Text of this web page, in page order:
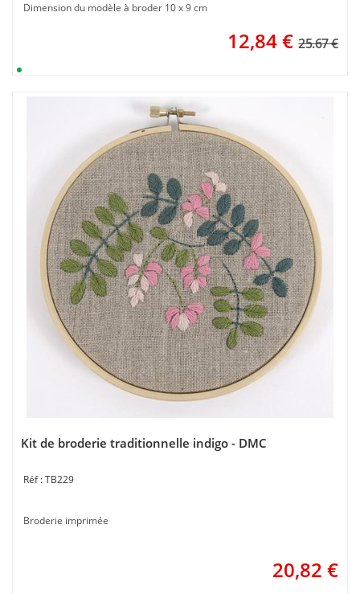
Dimension du modèle à broder 10 x 9 cm
12,84€ 25.67 €
Kit de broderie traditionnelle indigo - DMC
TB229
Broderie imprimée
20,82 €